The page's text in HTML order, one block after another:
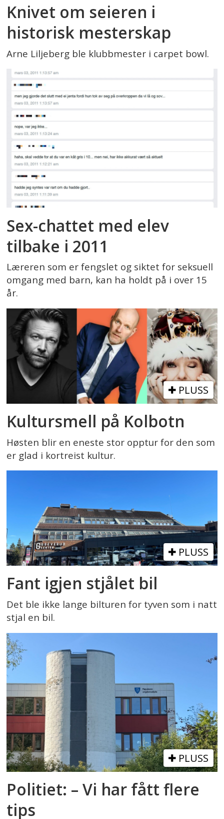
Knivet om seieren i
historisk mesterskap
Arne Liljeberg ble klubbmester i carpet bowl.
Sex-chattet med elev
tilbake i 2011
Læreren som er fengslet og siktet for seksuell
omgang med barn, kan ha holdt på i over 15
år.
PLUSS
Kultursmell på Kolbotn
Høsten blir en eneste stor opptur for den som
er glad i kortreist kultur.
PLUSS
Fant igjen stjålet bil
Det ble ikke lange bilturen for tyven som i natt
stjal en bil.
PLUSS
Politiet: – Vi har fått flere
tips